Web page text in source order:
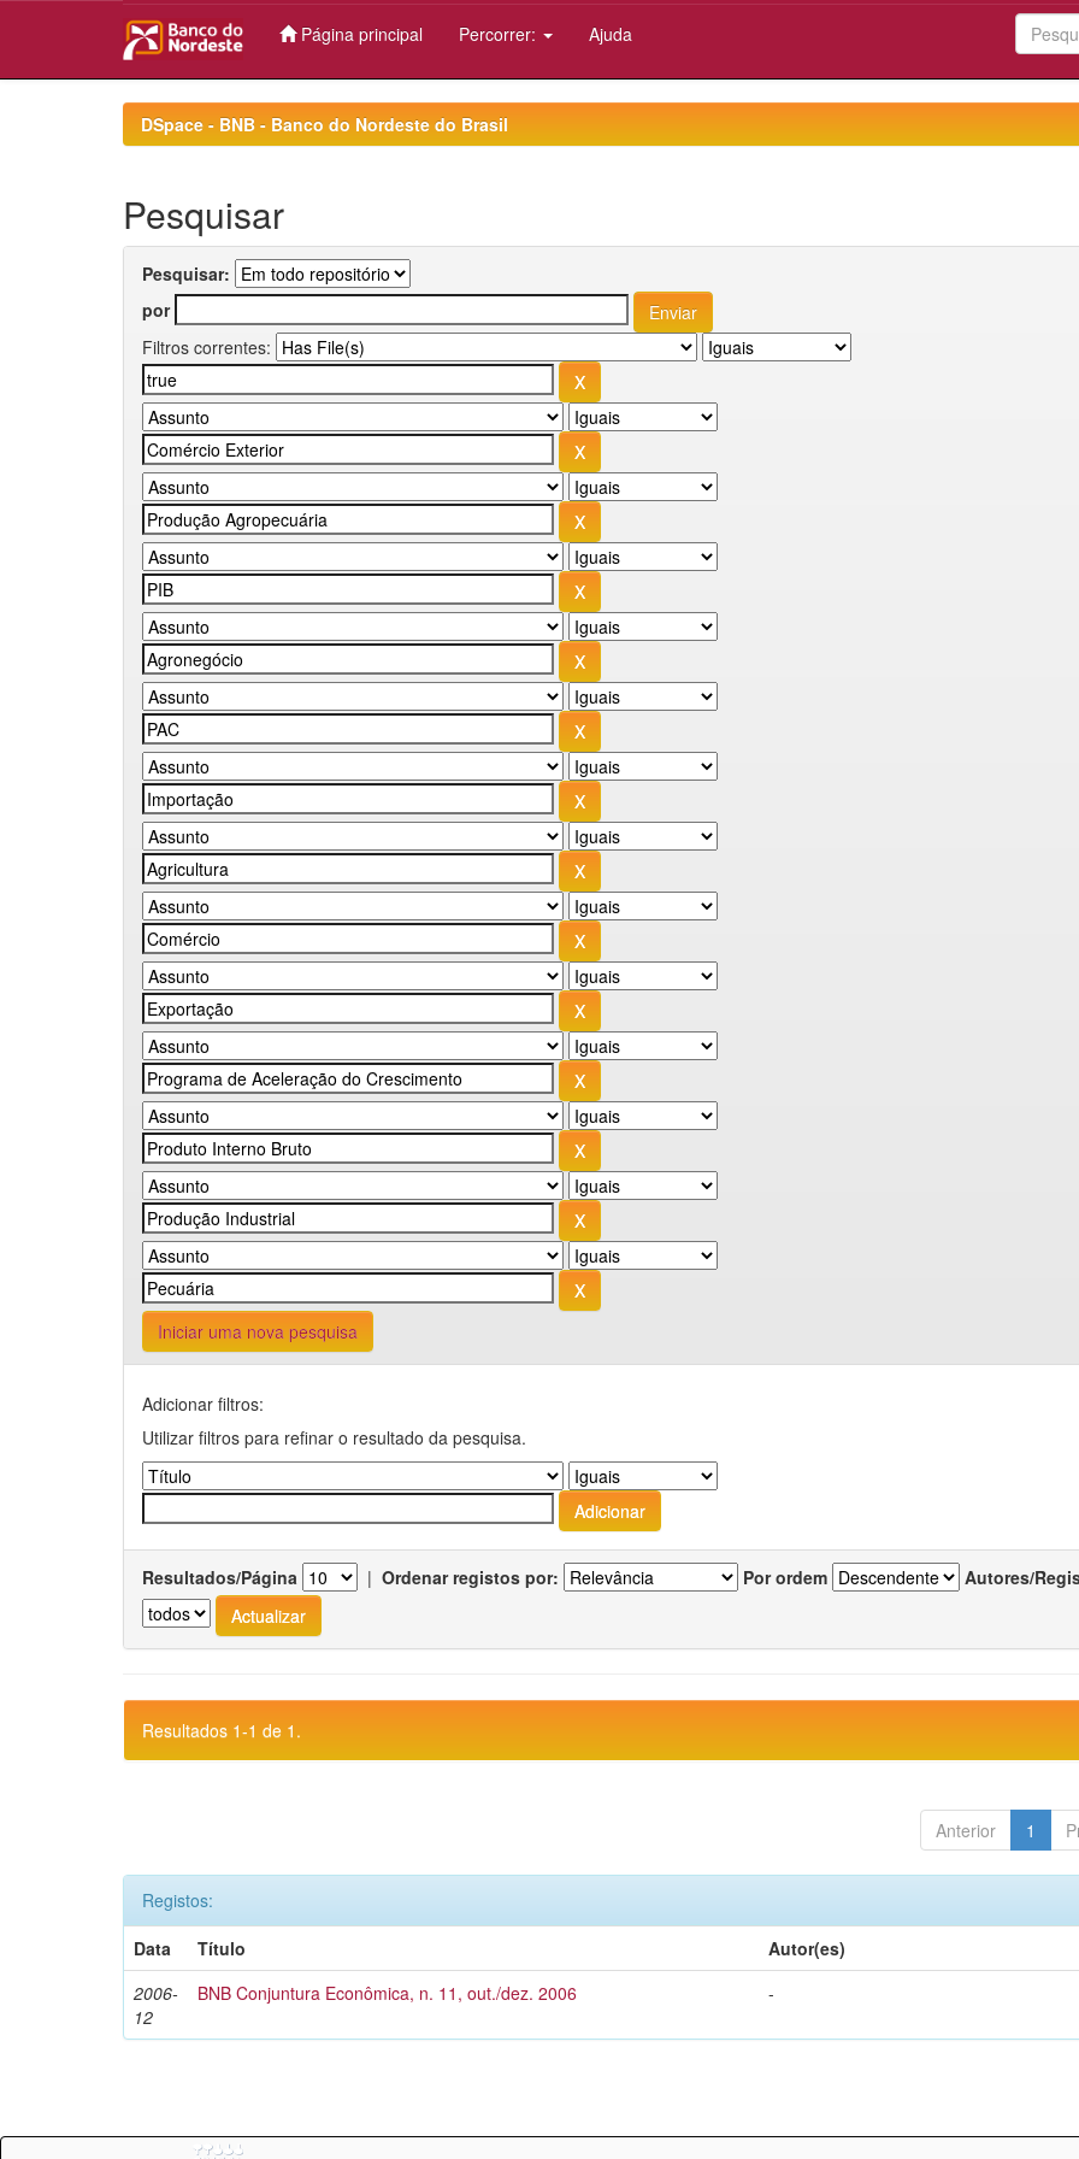
Página principal Percorrer: Ajuda
DSpace - BNB - Banco do Nordeste do Brasil
Pesquisar
Pesquisar:
por
Filtros correntes:
Iniciar uma nova pesquisa
Adicionar filtros:
Utilizar filtros para refinar o resultado da pesquisa.
Resultados/Página | Ordenar registos por: Por ordem Autores/
Resultados 1-1 de 1.
Anterior 1
Registos:
Data
Título
Autor(es)
2006-
12
BNB Conjuntura Econômica, n. 11, out./dez. 2006 -